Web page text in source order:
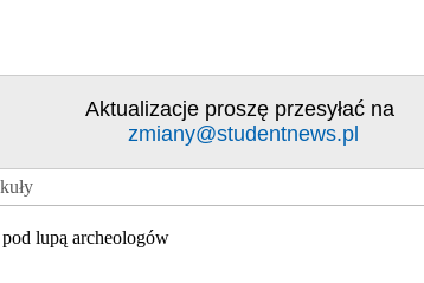
Aktualizacje proszę przesyłać na
zmiany@studentnews.pl
lupą archeologów